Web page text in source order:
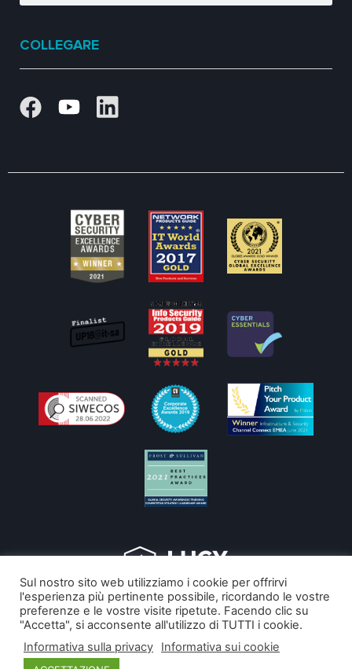
COLLEGARE
Copyright © 2026
LucySecurity
Sul nostro sito web utilizziamo i cookie per offrirvi
l'esperienza più pertinente possibile, ricordando le vostre
preferenze e le vostre visite ripetute. Facendo clic su
"Accetta", si acconsente all'utilizzo di TUTTI i cookie.
Informativa sulla privacy
Informativa sui cookie